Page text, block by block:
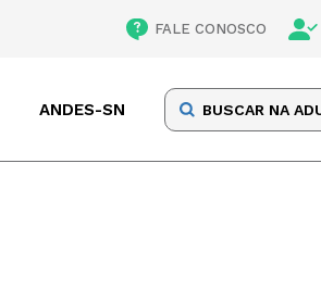
FALE CONOSCO
ANDES-SN